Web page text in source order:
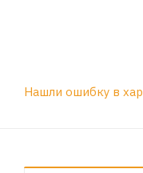
Нашли ошибку в